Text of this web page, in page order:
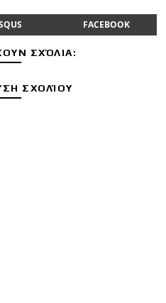
FACEBOOK
ΣΧΌΛΙΑ:
ΣΧΟΛΊΟΥ